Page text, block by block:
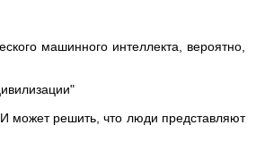
машинного интеллекта, вероятно,
может решить, что люди представляют